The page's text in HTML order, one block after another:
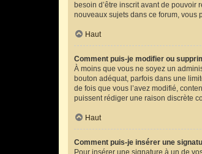
besoin d’être inscrit avant de pouvoir
nouveaux sujets dans ce forum, vous
Haut
Comment puis-je modifier ou
À moins que vous ne soyez un
bouton adéquat, parfois dans une
de fois que vous l’avez modifié,
puissent rédiger une raison discrète
Haut
Comment puis-je insérer une
Pour insérer une signature à un de